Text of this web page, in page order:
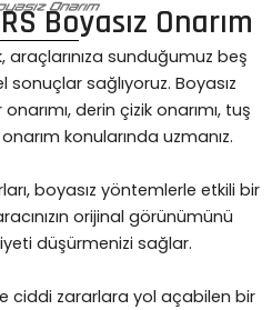
Boyasız Onarım
araçlarınıza sunduğumuz beş
sağlıyoruz. Boyasız
derin çizik onarımı, tuş
konularında uzmanız.
boyasız yöntemlerle etkili bir
orijinal görünümünü
düşürmenizi sağlar.
ciddi zararlara yol açabilen bir